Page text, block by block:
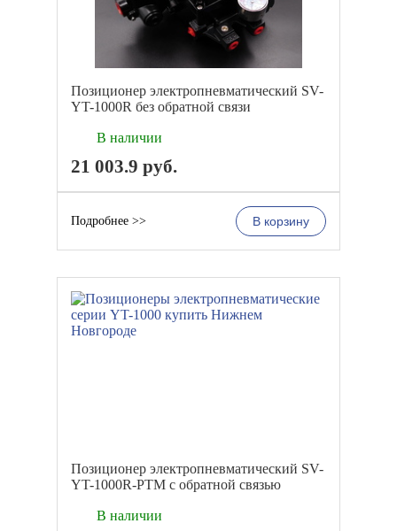
Позиционер электропневматический SV-
YT-1000R без обратной связи
В наличии
21 003.9 руб.
В корзину
Подробнее >>
Позиционер электропневматический SV-
YT-1000R-PTM с обратной связью
В наличии